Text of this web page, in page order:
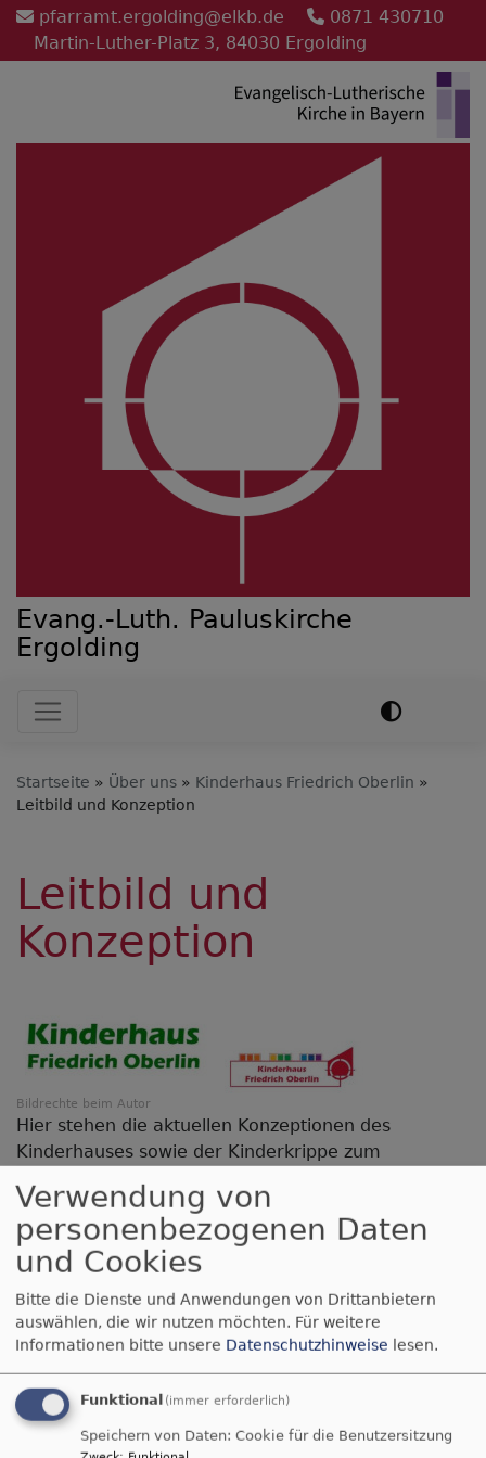
Direkt
zum
Inhalt
pfarramt.ergolding@elkb.de
0871 430710
Martin-Luther-Platz 3, 84030 Ergolding
Evang.-Luth. Pauluskirche
Ergolding
Hauptnavigation
Startseite Über uns
Kinderhaus Friedrich Oberlin
Leitbild und Konzeption
Leitbild und
Konzeption
Bildrechte beim Autor
Hier stehen die aktuellen Konzeptionen des
Kinderhauses sowie der Kinderkrippe zum
Konzeption des Kindergartens in der Fassung
2024
Konzeption der Kinderkrippe 3.1 MB
Oberlin Ergolding in der Fassung vom Dezember
2024.
Verwendung von
personenbezogenen Daten
und Cookies
Bitte die Dienste und Anwendungen von Drittanbietern
auswählen, die wir nutzen möchten. Für weitere
Informationen bitte unsere Datenschutzhinweise lesen.
Funktional (immer erforderlich)
Speichern von Daten: Cookie für die Benutzersitzung